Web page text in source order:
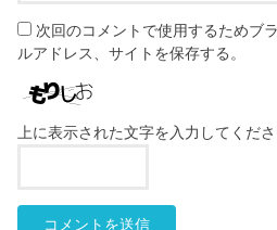
次回のコメントで使用するためブ
ルアドレス、サイトを保存する。
上に表示された文字を入力してくださ